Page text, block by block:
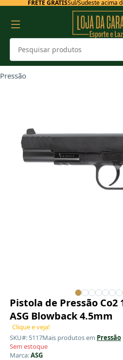
FRETE GRÁTISSul/Sudeste acima
Pressão
Pistola de Pressão Co2
ASG Blowback 4.5mm
Clique e veja!
SKU#: 5117Mais produtos em Pressão
Sem estoque
Marca:ASG